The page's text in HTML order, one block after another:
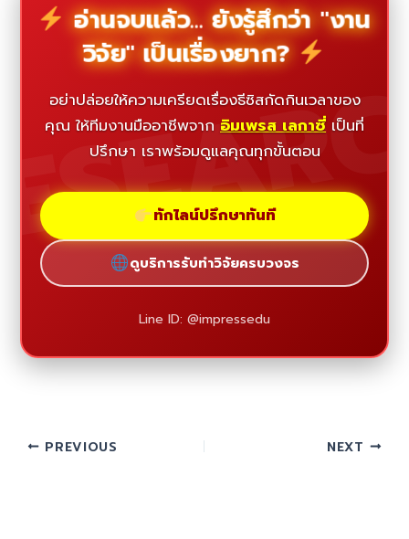
อ่านจบแล้ว... ยังรู้สึกว่า "งาน
วิจัย" เป็นเรื่องยาก?
อย่าปล่อยให้ความเครียดเรื่องธีซิสกัดกินเวลาของ
คุณ ให้ทีมงานมืออาชีพจาก อิมเพรส เลกาซี่ เป็นที่
ปรึกษา เราพร้อมดูแลคุณทุกขั้นตอน
ทักไลน์ปรึกษาทันที
ดูบริการรับทำวิจัยครบวงจร
Line ID: @impressedu
PREVIOUS NEXT